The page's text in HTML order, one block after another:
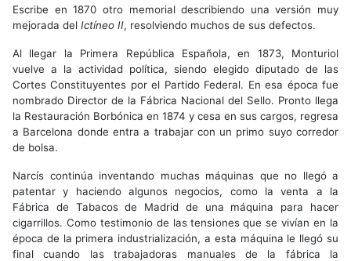
Escribe en 1870 otro memorial describiendo una versión muy
mejorada del Ictíneo II, resolviendo muchos de sus defectos.
Al llegar la Primera República Española, en 1873, Monturiol
vuelve a la actividad política, siendo elegido diputado de las
Cortes Constituyentes por el Partido Federal. En esa época fue
nombrado Director de la Fábrica Nacional del Sello. Pronto llega
la Restauración Borbónica en 1874 y cesa en sus cargos, regresa
a Barcelona donde entra a trabajar con un primo suyo corredor
de bolsa.
Narcís continúa inventando muchas máquinas que no llegó a
patentar y haciendo algunos negocios, como la venta a la
Fábrica de Tabacos de Madrid de una máquina para hacer
cigarrillos. Como testimonio de las tensiones que se vivían en la
época de la primera industrialización, a esta máquina le llegó su
final cuando las trabajadoras manuales de la fábrica la